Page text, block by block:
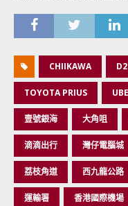
CHIIKAWA
TOYOTA PRIUS
壹號銀海 大角咀
滴滴出行 灣仔電腦城
荔枝角道 西九龍公路
運輸署 香港國際機場